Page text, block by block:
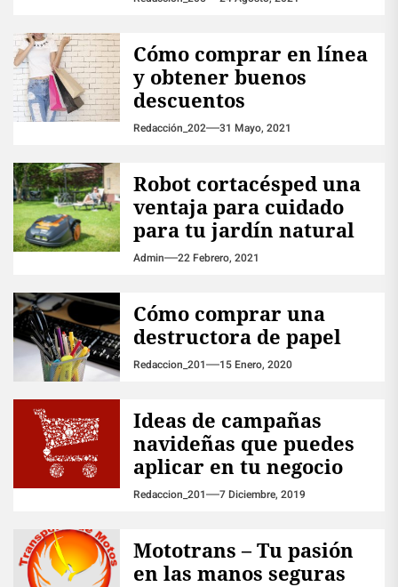
Cómo comprar en línea
y obtener buenos
descuentos
Redacción_202 31 Mayo, 2021
Robot cortacésped una
ventaja para cuidado
para tu jardín natural
Admin 22 Febrero, 2021
Cómo comprar una
destructora de papel
Redaccion_201 15 Enero, 2020
Ideas de campañas
navideñas que puedes
aplicar en tu negocio
Redaccion_201 7 Diciembre, 2019
Mototrans – Tu pasión
en las manos seguras